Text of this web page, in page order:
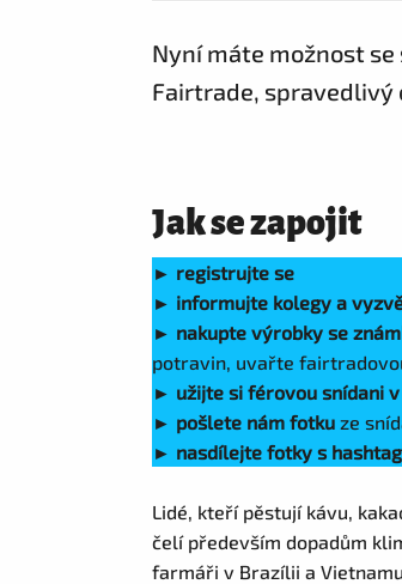
Nyní máte možnost
Fairtrade, spravedlivý
Jak se zapojit
► registrujte se
► informujte kolegy a
► nakupte výrobky se
potravin, uvařte
► užijte si férovou snídani
► pošlete nám fotku ze
► nasdílejte fotky s
Lidé, kteří pěstují kávu,
čelí především dopadům
farmáři v Brazílii a